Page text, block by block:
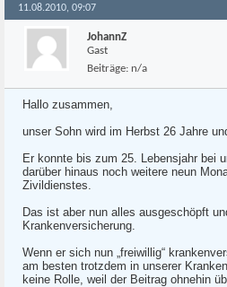
11.08.2010, 09:07
JohannZ
Gast
Beiträge: n/a
Hallo zusammen,
unser Sohn wird im Herbst 26 Jahre
Er konnte bis zum 25. Lebensjahr bei
darüber hinaus noch weitere neun
Zivildienstes.
Das ist aber nun alles ausgeschöpft
Krankenversicherung.
Wenn er sich nun „freiwillig“
am besten trotzdem in unserer
keine Rolle, weil der Beitrag ohnehin